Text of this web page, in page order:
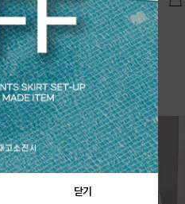
블룸 하이넥 니트집업
Sold Out
free(44~66)
★★★★★4.9
닫기